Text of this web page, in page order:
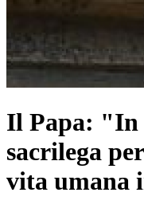
Il Papa: "In
sacrilega
vita umana